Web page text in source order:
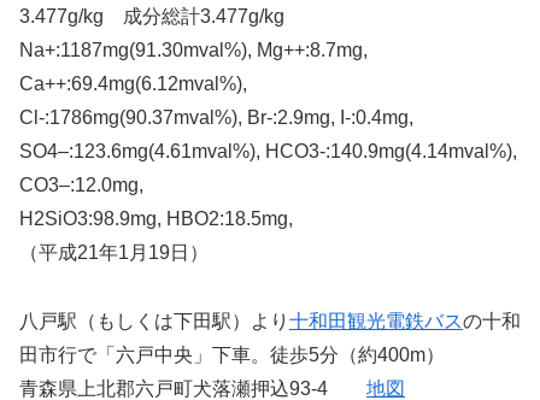
3.477g/kg 成分総計3.477g/kg
Na+:1187mg(91.30mval%), Mg++:8.7mg,
Ca++:69.4mg(6.12mval%),
Cl-:1786mg(90.37mval%), Br-:2.9mg, I-:0.4mg,
SO4–:123.6mg(4.61mval%), HCO3-:140.9mg(4.14mval%),
CO3–:12.0mg,
H2SiO3:98.9mg, HBO2:18.5mg,
（平成21年1月19日）
八戸駅（もしくは下田駅）より 十和田観光電鉄バスの十和
田市行で「六戸中央」下車。徒歩5分（約400m）
青森県上北郡六戸町犬落瀬押込93-4 地図